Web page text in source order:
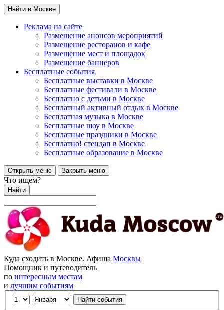
Найти в Москве
Реклама на сайте
Размещение анонсов мероприятий
Размещение ресторанов и кафе
Размещение мест и площадок
Размещение баннеров
Бесплатные события
Бесплатные выставки в Москве
Бесплатные фестивали в Москве
Бесплатно с детьми в Москве
Бесплатный активный отдых в Москве
Бесплатная музыка в Москве
Бесплатные шоу в Москве
Бесплатные праздники в Москве
Бесплатно! стендап в Москве
Бесплатные образование в Москве
Открыть меню Закрыть меню
Что ищем?
Найти
Куда сходить в Москве. Афиша Москвы
Помощник и путеводитель
по интересным местам
и лучшим событиям